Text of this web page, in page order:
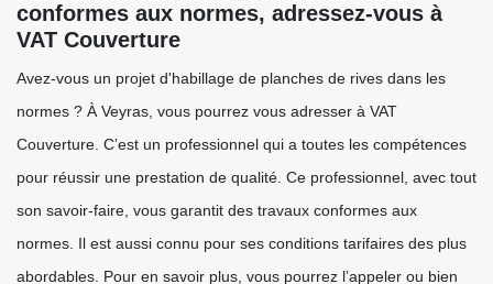
conformes aux normes, adressez-vous à
VAT Couverture
Avez-vous un projet d'habillage de planches de rives dans les
normes ? À Veyras, vous pourrez vous adresser à VAT
Couverture. C’est un professionnel qui a toutes les compétences
pour réussir une prestation de qualité. Ce professionnel, avec tout
son savoir-faire, vous garantit des travaux conformes aux
normes. Il est aussi connu pour ses conditions tarifaires des plus
abordables. Pour en savoir plus, vous pourrez l’appeler ou bien